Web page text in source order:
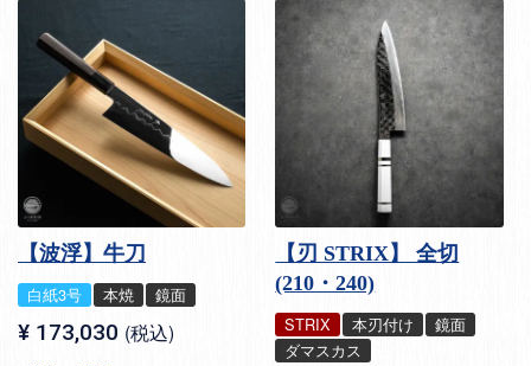
【波浮】牛刀
白紙3号 本焼 鏡面
¥ 173,030 税込
【刃 STRIX】 全切
(210・240)
STRIX 本刃付け
鏡面
ダマスカス